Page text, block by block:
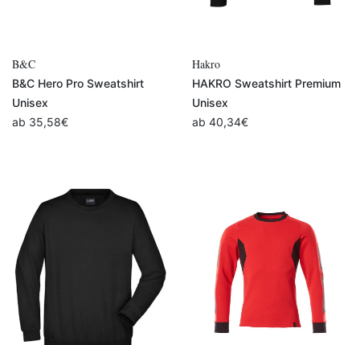
B&C
B&C Hero Pro Sweatshirt
Unisex
ab 35,58€
Hakro
HAKRO Sweatshirt Premium
Unisex
ab 40,34€